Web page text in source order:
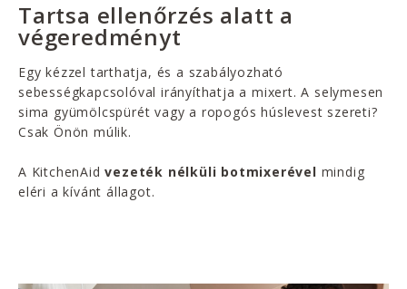
Tartsa ellenőrzés alatt a
végeredményt
Egy kézzel tarthatja, és a szabályozható
sebességkapcsolóval irányíthatja a mixert. A selymesen
sima gyümölcspürét vagy a ropogós húslevest szereti?
Csak Önön múlik.
A KitchenAidvezeték nélküli botmixerével mindig
eléri a kívánt állagot.